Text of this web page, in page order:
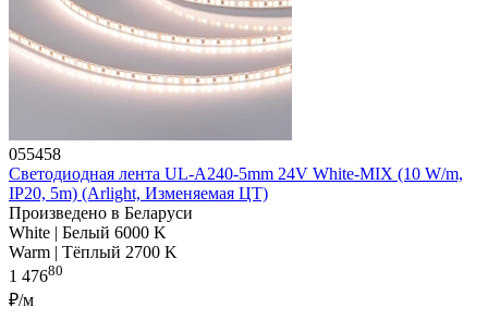
055458
Светодиодная лента UL-A240-5mm 24V White-MIX (10 W/m,
IP20, 5m) (Arlight, Изменяемая ЦТ)
Произведено в Беларуси
White | Белый 6000 K
Warm | Тёплый 2700 K
1 47680
₽/м